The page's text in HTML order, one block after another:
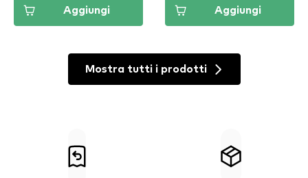
Aggiungi Aggiungi
Mostra tutti i prodotti